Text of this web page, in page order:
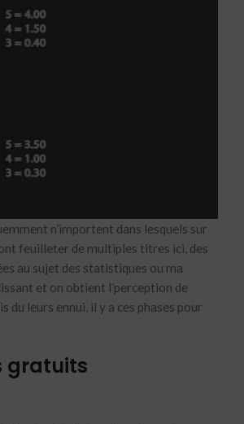
n’importent dans lesquels sur
feuilleter de multiples titres ici, des
au sujet des statistiques ou ma
et on obtient l’perception de
du leurs ennui, il y a ces phases pour
gratuits